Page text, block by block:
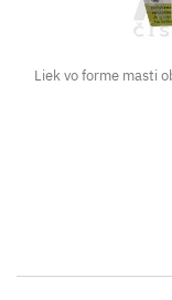
Liek vo forme masti